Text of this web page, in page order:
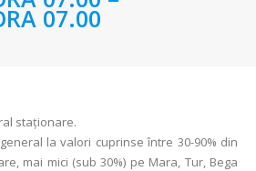
07.00
staționare.
la valori cuprinse între 30-90% din
mai mici (sub 30%) pe Mara, Tur, Bega